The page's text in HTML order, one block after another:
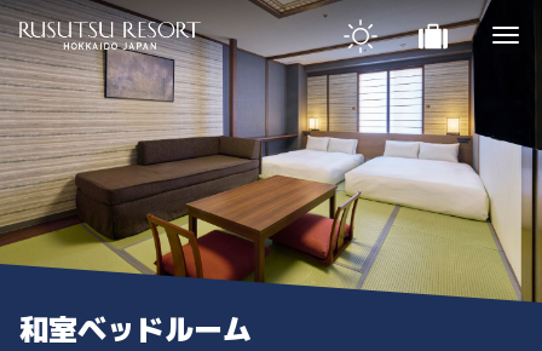
和室ベッドルーム